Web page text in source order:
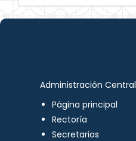
Administración Central
Página principal
Rectoría
Secretarios